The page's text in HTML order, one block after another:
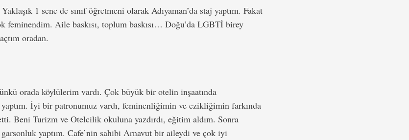
1 sene de sınıf öğretmeni olarak Adıyaman’da staj yaptım. Fakat
feminendim. Aile baskısı, toplum baskısı… Doğu’da LGBTİ birey
oradan.
orada köylülerim vardı. Çok büyük bir otelin inşaatında
yaptım. İyi bir patronumuz vardı, feminenliğimin ve ezikliğimin farkında
Beni Turizm ve Otelcilik okuluna yazdırdı, eğitim aldım. Sonra
yaptım. Cafe’nin sahibi Arnavut bir aileydi ve çok iyi